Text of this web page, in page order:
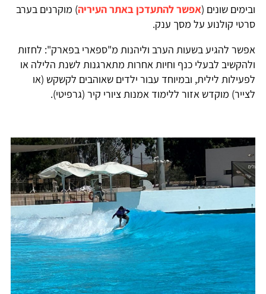
ובימים שונים (אפשר להתעדכן באתר העיריה) מוקרנים בערב
סרטי קולנוע על מסך ענק.
אפשר להגיע בשעות הערב וליהנות מ"ספארי בפארק": לחזות
ולהקשיב לבעלי כנף וחיות אחרות מתארגנות לשנת הלילה או
לפעילות לילית, ובמיוחד עבור ילדים שאוהבים לקשקש (או
לצייר) מוקדש אזור ללימוד אמנות ציורי קיר (גרפיטי).